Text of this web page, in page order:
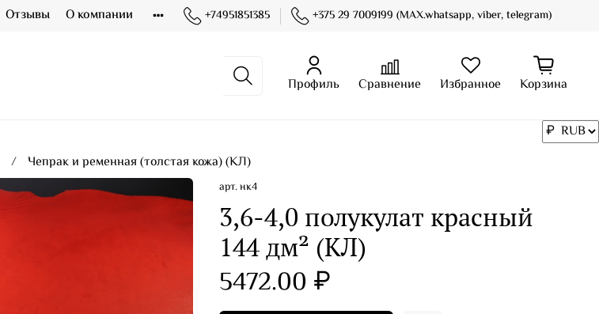
Отзывы О компании +74951851385 +375 29 7009199 (MAX.whatsapp, viber, telegram)
Профиль Сравнение Избранное Корзина
Чепрак и ременная (толстая кожа) (КЛ)
арт.нк4
3,6-4,0 полукулат красный
144 дм² (КЛ)
5472.00 ₽